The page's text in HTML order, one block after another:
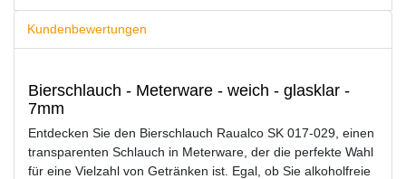
Kundenbewertungen
Bierschlauch - Meterware - weich - glasklar -
7mm
Entdecken Sie den Bierschlauch Raualco SK 017-029, einen
transparenten Schlauch in Meterware, der die perfekte Wahl
für eine Vielzahl von Getränken ist. Egal, ob Sie alkoholfreie